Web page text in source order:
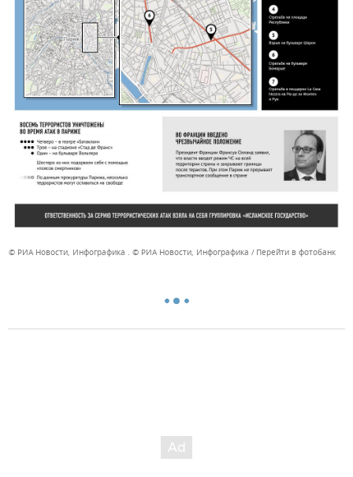
© РИА Новости, Инфографика . © РИА Новости, Инфографика Перейти в фотобанк